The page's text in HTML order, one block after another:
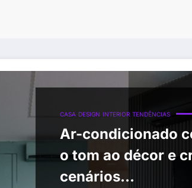
CASA DESIGN INTERIOR TENDÊNCIAS
Ar-condicionado
o tom ao décor e
cenários